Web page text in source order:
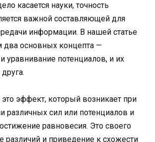
касается науки, точность
важной составляющей для
информации. В нашей статье
основных концепта —
уравнивание потенциалов, и их
эффект, который возникает при
различных сил или потенциалов и
равновесия. Это своего
различий и приведение к схожести